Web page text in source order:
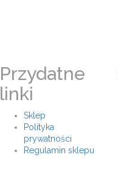
Przydatne
linki
Sklep
Polityka
prywatności
Regulamin sklepu